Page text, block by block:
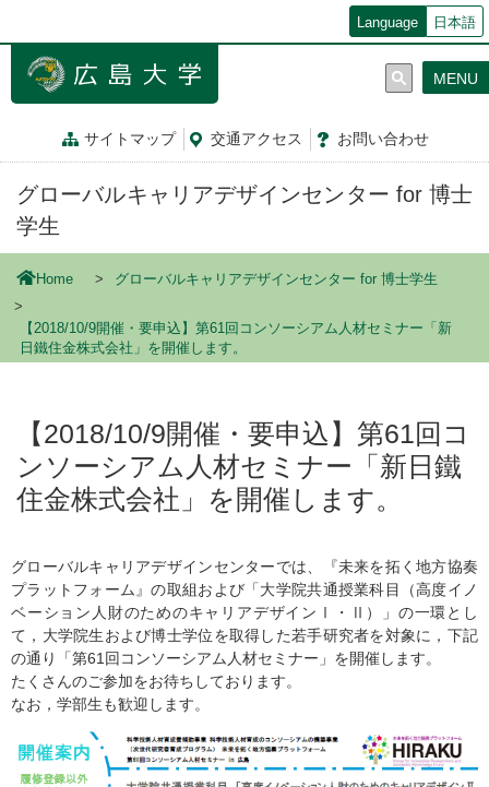
ン
Language 日本語
サイトマップ 交通アクセス お問い合わせ
MENU
グローバルキャリアデザインセンター for 博士
学生
Home グローバルキャリアデザインセンター for 博士学生
【2018/10/9開催・要申込】第61回コンソーシアム人材セミナー「新
日鐵住金株式会社」を開催します。
【2018/10/9開催・要申込】第61回コ
ンソーシアム人材セミナー「新日鐵
住金株式会社」を開催します。
グローバルキャリアデザインセンターでは、『未来を拓く地方協奏
プラットフォーム』の取組および「大学院共通授業科目（高度イノ
ベーション人財のためのキャリアデザインⅠ・Ⅱ）」の一環とし
て，大学院生および博士学位を取得した若手研究者を対象に，下記
の通り「第61回コンソーシアム人材セミナー」を開催します。
たくさんのご参加をお待ちしております。
なお，学部生も歓迎します。